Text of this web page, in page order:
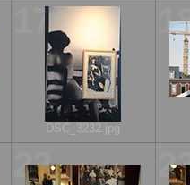
17
DSC_3232.jpg
22